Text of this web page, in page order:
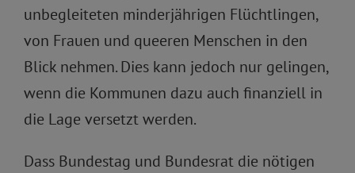
unbegleiteten minderjährigen Flüchtlingen,
von Frauen und queeren Menschen in den
Blick nehmen. Dies kann jedoch nur gelingen,
wenn die Kommunen dazu auch finanziell in
die Lage versetzt werden.
Dass Bundestag und Bundesrat die nötigen